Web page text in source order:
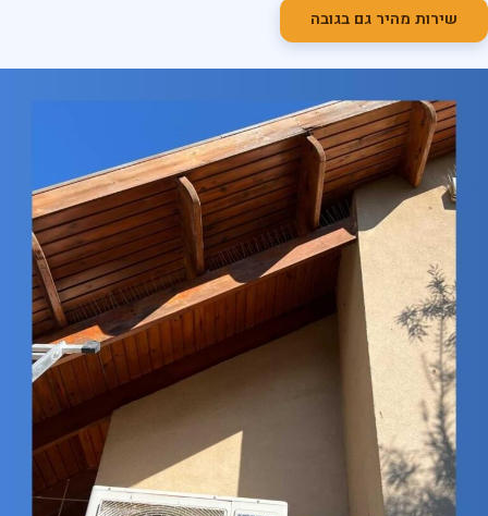
שירות מהיר גם בגובה